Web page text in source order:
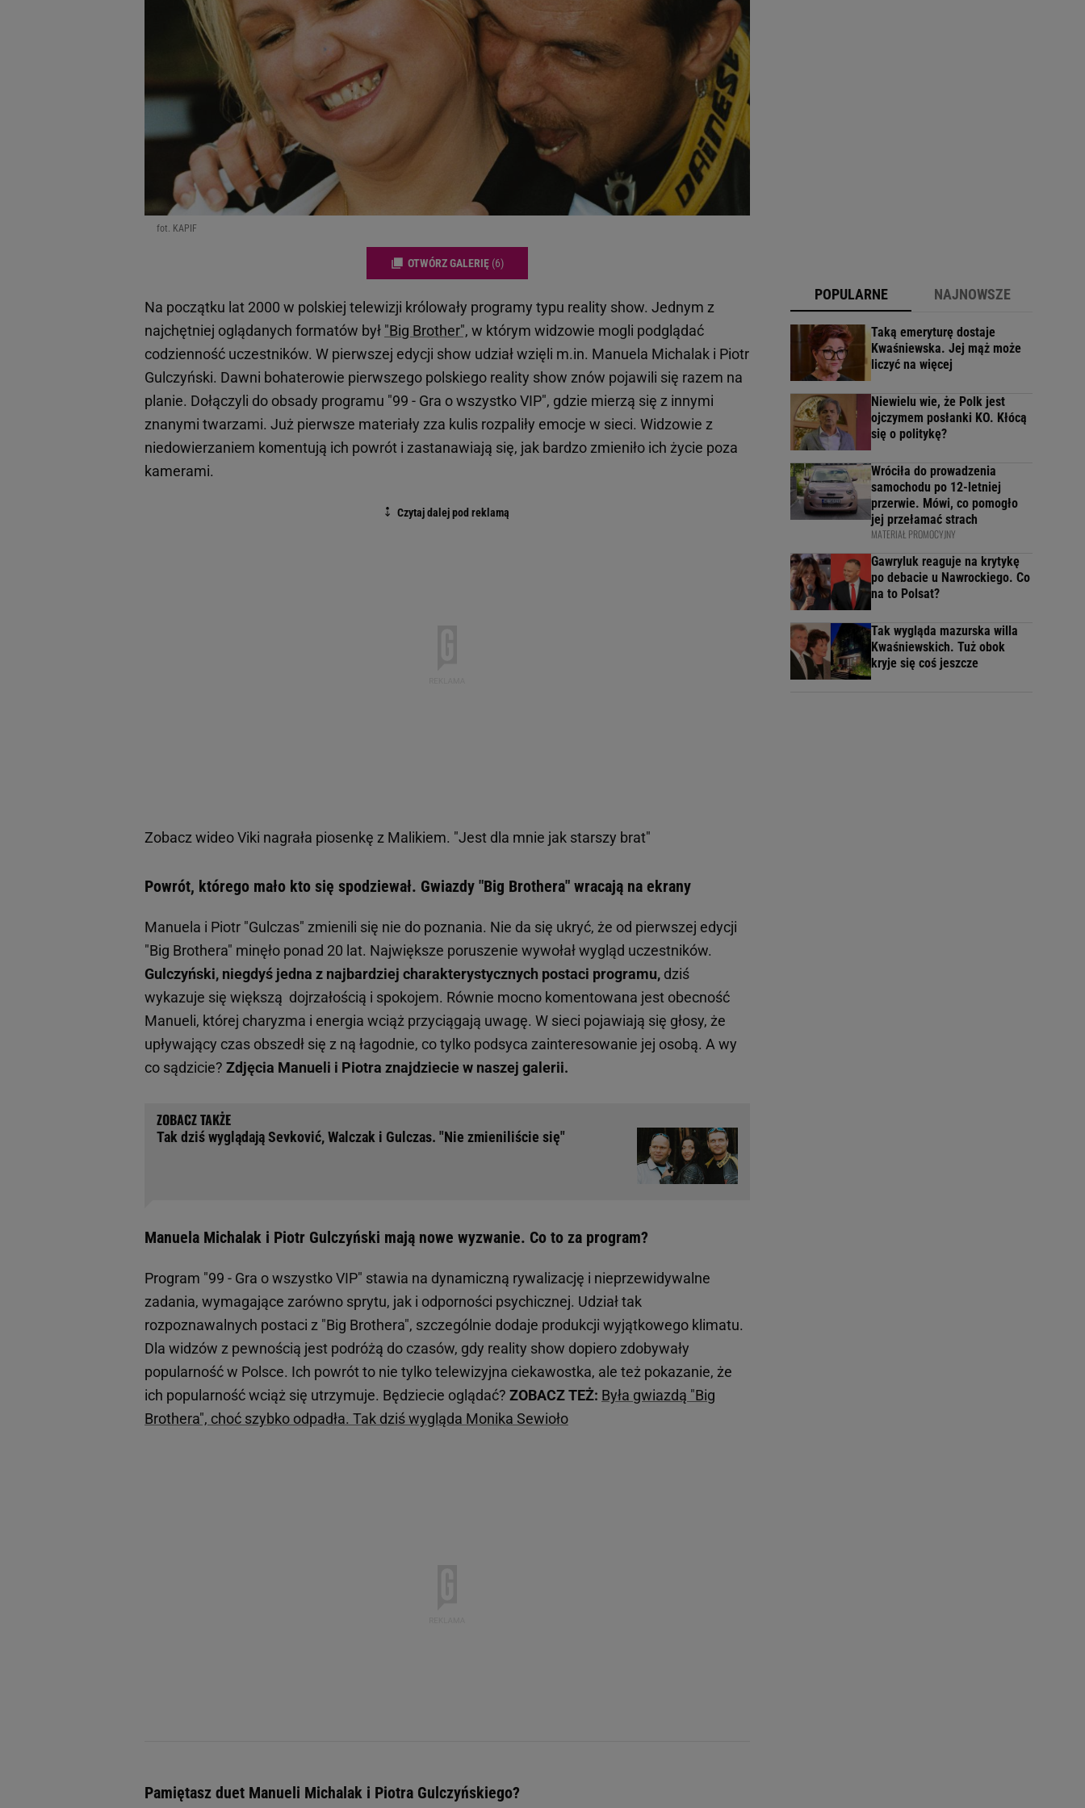
fot. KAPIF
OTWÓRZ GALERIĘ (6)
Na początku lat 2000 w polskiej telewizji królowały programy typu reality show. Jednym z
najchętniej oglądanych formatów był "Big Brother", w którym widzowie mogli podglądać
codzienność uczestników. W pierwszej edycji show udział wzięli m.in. Manuela Michalak i Piotr
Gulczyński. Dawni bohaterowie pierwszego polskiego reality show znów pojawili się razem na
planie. Dołączyli do obsady programu "99 - Gra o wszystko VIP", gdzie mierzą się z innymi
znanymi twarzami. Już pierwsze materiały zza kulis rozpaliły emocje w sieci. Widzowie z
niedowierzaniem komentują ich powrót i zastanawiają się, jak bardzo zmieniło ich życie poza
kamerami.
Zobacz wideoViki nagrała piosenkę z Malikiem. "Jest dla mnie jak starszy brat"
Powrót, którego mało kto się spodziewał. Gwiazdy "Big Brothera" wracają na ekrany
Manuela i Piotr "Gulczas" zmienili się nie do poznania. Nie da się ukryć, że od pierwszej edycji
"Big Brothera" minęło ponad 20 lat. Największe poruszenie wywołał wygląd uczestników.
Gulczyński, niegdyś jedna z najbardziej charakterystycznych postaci programu, dziś
wykazuje się większą dojrzałością i spokojem. Równie mocno komentowana jest obecność
Manueli, której charyzma i energia wciąż przyciągają uwagę. W sieci pojawiają się głosy, że
upływający czas obszedł się z ną łagodnie, co tylko podsyca zainteresowanie jej osobą. A wy
co sądzicie? Zdjęcia Manueli i Piotra znajdziecie w naszej galerii.
Tak dziś wyglądają Sevković, Walczak i Gulczas. "Nie zmieniliście się"
Manuela Michalak i Piotr Gulczyński mają nowe wyzwanie. Co to za program?
Program "99 - Gra o wszystko VIP" stawia na dynamiczną rywalizację i nieprzewidywalne
zadania, wymagające zarówno sprytu, jak i odporności psychicznej. Udział tak
rozpoznawalnych postaci z "Big Brothera", szczególnie dodaje produkcji wyjątkowego klimatu.
Dla widzów z pewnością jest podróżą do czasów, gdy reality show dopiero zdobywały
popularność w Polsce. Ich powrót to nie tylko telewizyjna ciekawostka, ale też pokazanie, że
ich popularność wciąż się utrzymuje. Będziecie oglądać? ZOBACZ TEŻ: Była gwiazdą "Big
Brothera", choć szybko odpadła. Tak dziś wygląda Monika Sewioło
Pamiętasz duet Manueli Michalak i Piotra Gulczyńskiego?
POPULARNE NAJNOWSZE
Taką emeryturę dostaje
Kwaśniewska. Jej mąż może
liczyć na więcej
Niewielu wie, że Polk jest
ojczymem posłanki KO. Kłócą
się o politykę?
Wróciła do prowadzenia
samochodu po 12-letniej
przerwie. Mówi, co pomogło
jej przełamać strach
MATERIAŁ PROMOCYJNY
Gawryluk reaguje na krytykę
po debacie u Nawrockiego. Co
na to Polsat?
Tak wygląda mazurska willa
Kwaśniewskich. Tuż obok
kryje się coś jeszcze